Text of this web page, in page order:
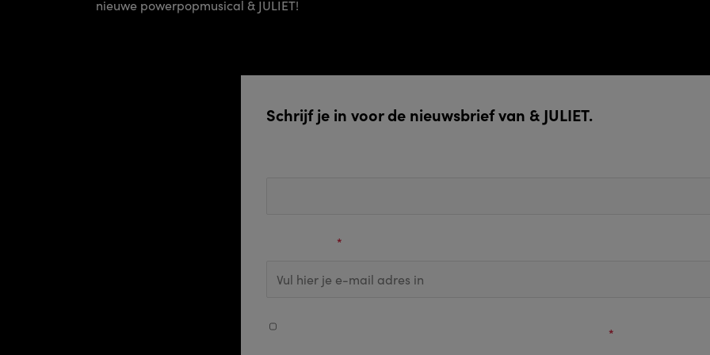
nieuwe powerpopmusical & JULIET!
Schrijf je in voor de nieuwsbrief van & JULIET.
*
*